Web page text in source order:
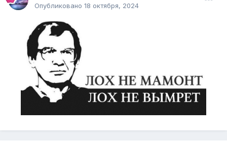
Опубликовано 18 октября, 2024